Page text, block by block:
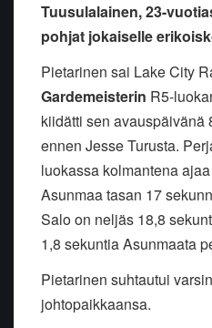
Tuusulalainen, 23-
pohjat jokaiselle
Pietarinen sai Lake City
Gardemeisterin R5-
kiidätti sen avauspäivänä
ennen Jesse Turusta.
luokassa kolmantena
Asunmaa tasan 17
Salo on neljäs 18,8
1,8 sekuntia Asunmaata
Pietarinen suhtautui
johtopaikkaansa.